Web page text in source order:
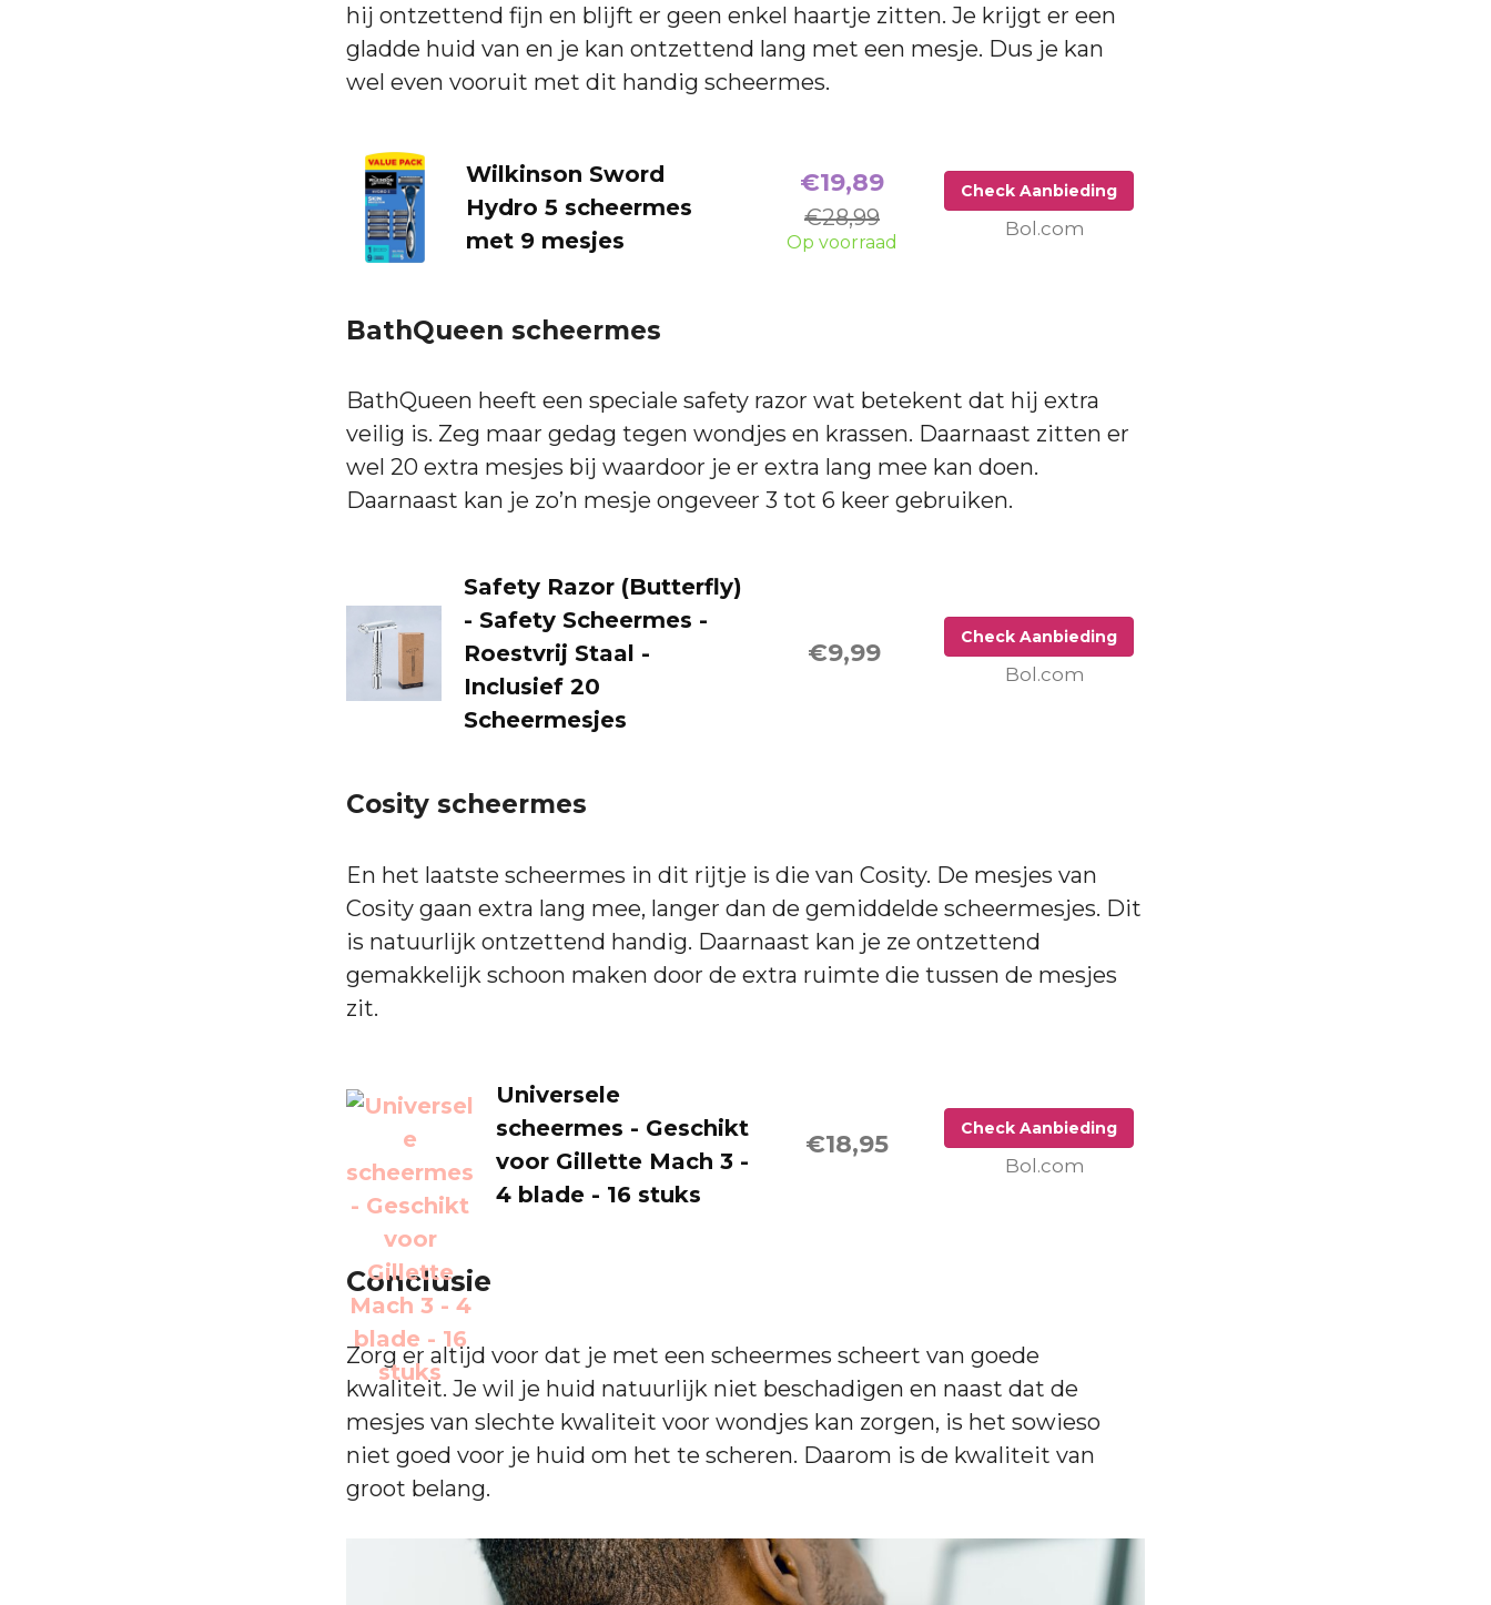
hij ontzettend fijn en blijft er geen enkel haartje zitten. Je krijgt er een
gladde huid van en je kan ontzettend lang met een mesje. Dus je kan
wel even vooruit met dit handig scheermes.
Wilkinson Sword
Hydro 5 scheermes
met 9 mesjes
€19,89
€28,99
Op voorraad
Check Aanbieding
Bol.com
BathQueen scheermes
BathQueen heeft een speciale safety razor wat betekent dat hij extra
veilig is. Zeg maar gedag tegen wondjes en krassen. Daarnaast zitten er
wel 20 extra mesjes bij waardoor je er extra lang mee kan doen.
Daarnaast kan je zo’n mesje ongeveer 3 tot 6 keer gebruiken.
Safety Razor (Butterfly)
- Safety Scheermes -
Roestvrij Staal -
Inclusief 20
Scheermesjes
€9,99
Check Aanbieding
Bol.com
Cosity scheermes
En het laatste scheermes in dit rijtje is die van Cosity. De mesjes van
Cosity gaan extra lang mee, langer dan de gemiddelde scheermesjes. Dit
is natuurlijk ontzettend handig. Daarnaast kan je ze ontzettend
gemakkelijk schoon maken door de extra ruimte die tussen de mesjes
zit.
Universele
scheermes - Geschikt
voor Gillette Mach 3 -
4 blade - 16 stuks
€18,95
Check Aanbieding
Bol.com
Conclusie
Zorg er altijd voor dat je met een scheermes scheert van goede
kwaliteit. Je wil je huid natuurlijk niet beschadigen en naast dat de
mesjes van slechte kwaliteit voor wondjes kan zorgen, is het sowieso
niet goed voor je huid om het te scheren. Daarom is de kwaliteit van
groot belang.